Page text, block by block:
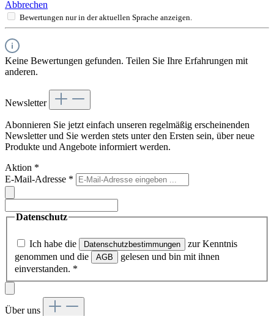
Abbrechen
Bewertungen nur in der aktuellen Sprache anzeigen.
Keine Bewertungen gefunden. Teilen Sie Ihre Erfahrungen mit
anderen.
Newsletter
Abonnieren Sie jetzt einfach unseren regelmäßig erscheinenden
Newsletter und Sie werden stets unter den Ersten sein, über neue
Produkte und Angebote informiert werden.
Aktion *
E-Mail-Adresse *
Datenschutz
Ich habe die Datenschutzbestimmungen
zur Kenntnis
genommen und die
AGB
gelesen und bin mit ihnen
einverstanden. *
Über uns